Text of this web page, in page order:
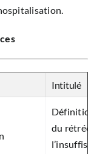
Intitulé
Définition de
du